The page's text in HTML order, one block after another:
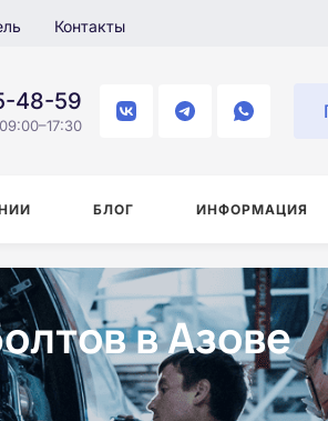
Контакты
48-59
БЛОГ ИНФОРМАЦИЯ
в Азове